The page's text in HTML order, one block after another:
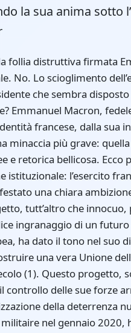
la sua anima sotto
per consolidare il suo potere. L’articolo 16 della Costituzione, che consente al Presidente di attribuirsi temporaneamente pieni poteri in caso di «grave crisi, rappresenta una minaccia reale. Macron ha già dimostrato, nel corso dei suoi otto anni di mandato, una propensione ad aggirare i controlli istituzionali. Il Consiglio costituzionale, che dovrebbe garantire il rispetto della Costituzione, si è spesso mostrato compiacente nei confronti delle sue decisioni controverse, come l’adozione di riforme impopolari (pensioni, disoccupazione) con procedure accelerate. Questo precedente è preoccupante: una crisi internazionale, come un’escalation in Ucraina, potrebbe servire da pretesto a Macron per invocare l’articolo 16, sospendendo di fatto il gioco democratico. Questo gusto per l’autorità ricorda Napoleone I, una figura che Macron ammira apertamente. Come osservava l’Imperatore: «In politica, la stupidità non è un handicap. Ma mentre Napoleone è riuscito a costruire un impero, Macron rischia di precipitare la Francia nel caos, giocando con le istituzioni che indebolisce di proposito. A ciò si aggiunge il persistente interrogativo sul suo stato di salute psicologica, che preoccupa sempre più: «Macron ha fatto ammalare i suoi concittadini con il maltrattamento istituzionale della popolazione? scrivevo nel 2024. Un pretesto per la guerra: manipolare l’opinione pubblica Per coinvolgere la Francia in un conflitto militare, Macron avrebbe bisogno del sostegno popolare, o almeno di una giustificazione sufficientemente forte da neutralizzare le opposizioni. La stragrande maggioranza dei francesi si oppone a una guerra contro la Russia, consapevole dei rischi di escalation e dell’impatto sulla propria vita quotidiana. Come, quindi, conquistare l’opinione pubblica? Uno scenario plausibile sarebbe quello di uno shock psicologico, amplificato dalla propaganda mediatica. Un evento drammatico – ad esempio un attacco contro le forze francesi, reale o inscenato – potrebbe essere sfruttato per suscitare indignazione e legittimare un intervento. Le immagini di un “orrore assoluto”, trasmesse in loop dai media, trasformerebbero Vladimir Putin nel nemico pubblico numero 1, giustificando una “unione sacra” attorno a Macron. Quest’ultimo potrebbe quindi brandire il patriottismo per zittire i suoi critici, accusando i dissidenti di “alto tradimento” – un reato che Nicolas Sarkozy ha opportunamente eliminato dalla Costituzione nel 2007, rendendo il presidente intoccabile. Un simile scenario, per quanto possa sembrare estremo, non è inedito. La storia è